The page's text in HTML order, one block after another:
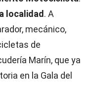
localidad. A
mecánico,
de
Marín, que ya
en la Gala del